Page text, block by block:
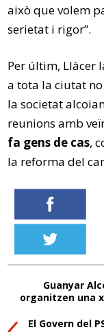
això que volem
serietat i rigor”.
Per últim, Llàcer
a tota la ciutat
la societat
reunions amb
fa gens de cas,
la reforma del
Guanyar
organitzen una
El Govern del